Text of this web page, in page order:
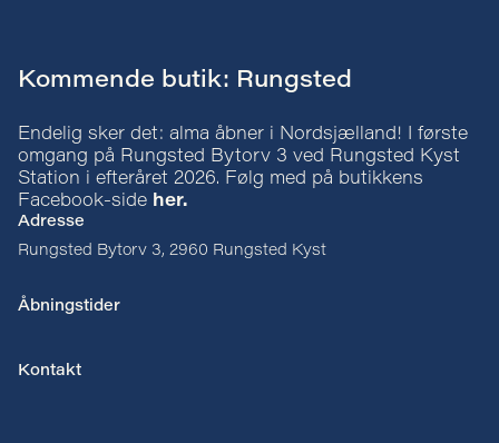
Kommende butik: Rungsted
Endelig sker det: alma åbner i Nordsjælland! I første
omgang på Rungsted Bytorv 3 ved Rungsted Kyst
Station i efteråret 2026. Følg med på butikkens
Facebook-side her.
Adresse
Rungsted Bytorv 3, 2960 Rungsted Kyst
Åbningstider
Kontakt